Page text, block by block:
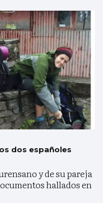
dos españoles
y de su pareja
hallados en